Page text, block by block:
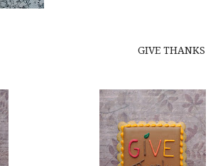
(2017) (M)
(L) GIVE THANKS